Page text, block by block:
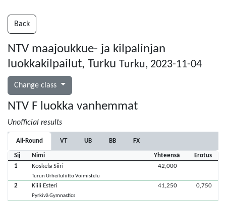
Back
NTV maajoukkue- ja kilpalinjan
luokkakilpailut, Turku Turku, 2023-11-04
Change class
NTV F luokka vanhemmat
Unofficial results
All-Round VT UB BB FX
Sij Nimi Yhteensä
Erotus
1
Koskela Siiri
Turun Urheiluliitto Voimistelu
42,000
2 Kiili Esteri
Pyrkivä Gymnastics
41,250 0,750